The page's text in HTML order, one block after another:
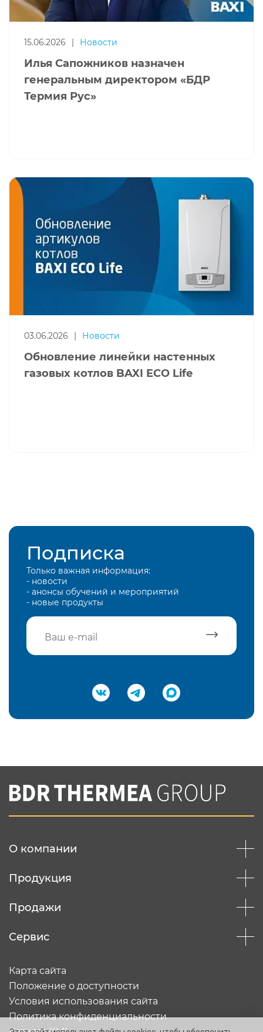
15.06.2026 Новости
Илья Сапожников назначен
генеральным директором «БДР
Термия Рус»
03.06.2026 | Новости
Обновление линейки настенных
газовых котлов BAXI ECO Life
Подписка
Только важная информация:
- новости
- анонсы обучений и мероприятий
- новые продукты
Подтвердить e-mail
Вы соглашаетесь с нашей политикой
конфеденциальности
О компании
Продукция
Продажи
Сервис
Карта сайта
Положение о доступности
Условия использования сайта
Политика конфиденциальности